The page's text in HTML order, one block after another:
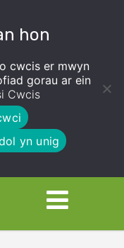
hon
cwcis er mwyn
gorau ar ein
Cwcis
yn unig